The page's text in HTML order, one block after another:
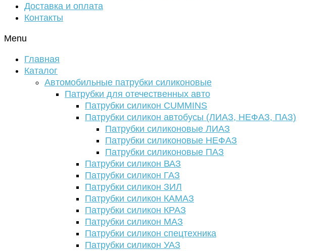
Доставка и оплата
Контакты
Menu
Главная
Каталог
Автомобильные патрубки силиконовые
Патрубки для отечественных авто
Патрубки силикон CUMMINS
Патрубки силикон автобусы (ЛИАЗ, НЕФАЗ, ПАЗ)
Патрубки силиконовые ЛИАЗ
Патрубки силиконовые НЕФАЗ
Патрубки силиконовые ПАЗ
Патрубки силикон ВАЗ
Патрубки силикон ГАЗ
Патрубки силикон ЗИЛ
Патрубки силикон КАМАЗ
Патрубки силикон КРАЗ
Патрубки силикон МАЗ
Патрубки силикон спецтехника
Патрубки силикон УАЗ